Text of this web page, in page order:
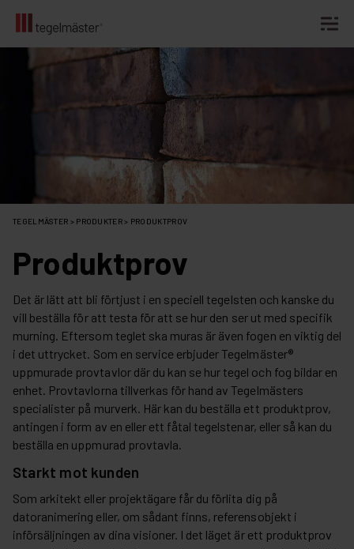
TEGELMÄSTER > PRODUKTER> PRODUKTPROV
Produktprov
Det är lätt att bli förtjust i en speciell tegelsten och kanske du
vill beställa för att testa för att se hur den ser ut med specifik
murning. Eftersom teglet ska muras är även fogen en viktig del
i det uttrycket. Som en service erbjuder Tegelmäster®
uppmurade provtavlor där du kan se hur tegel och fog bildar en
enhet. Provtavlorna tillverkas för hand av Tegelmästers
specialister på murverk. Här kan du beställa ett produktprov,
antingen i form av en eller ett fåtal tegelstenar, eller så kan du
beställa en uppmurad provtavla.
Starkt mot kunden
Som arkitekt eller projektägare får du förlita dig på
datoranimering eller, om sådant finns, referensobjekt i
införsäljningen av dina visioner. I det läget är ett produktprov